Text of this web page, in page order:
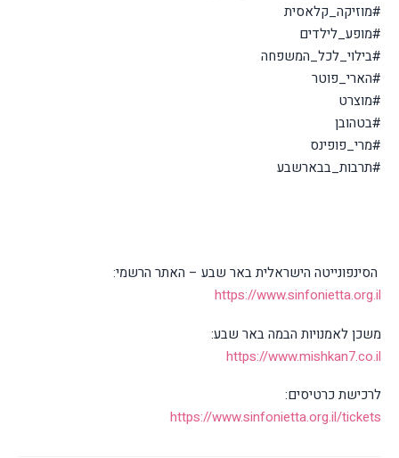
#מוזיקה_קלאסית
#מופע_לילדים
#בילוי_לכל_המשפחה
#הארי_פוטר
#מוצרט
#בטהובן
#מרי_פופינס
#תרבות_בבארשבע
הסינפונייטה הישראלית באר שבע – האתר הרשמי:
https://www.sinfonietta.org.il
משכן לאמנויות הבמה באר שבע:
https://www.mishkan7.co.il
לרכישת כרטיסים:
https://www.sinfonietta.org.il/tickets